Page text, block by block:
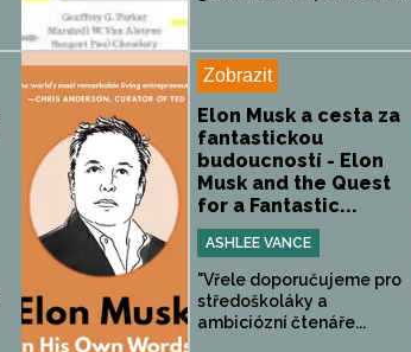
Zobrazit
Elon Musk a cesta za
fantastickou
budoucností - Elon
Musk and the Quest
for a Fantastic...
ASHLEE VANCE
"Vřele doporučujeme pro
středoškoláky a
ambiciózní čtenáře...